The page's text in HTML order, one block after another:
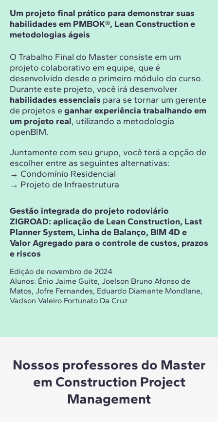
Um projeto final prático para demonstrar suas
habilidades em PMBOK®, Lean Construction e
metodologias ágeis
O Trabalho Final do Master consiste em um
projeto colaborativo em equipe, que é
desenvolvido desde o primeiro módulo do curso.
Durante este projeto, você irá desenvolver
habilidades essenciais para se tornar um gerente
de projetos e ganhar experiência trabalhando em
um projeto real, utilizando a metodologia
openBIM.
Juntamente com seu grupo, você terá a opção de
escolher entre as seguintes alternativas:
→ Condomínio Residencial
→ Projeto de Infraestrutura
Gestão integrada do projeto rodoviário
ZIGROAD: aplicação de Lean Construction, Last
Planner System, Linha de Balanço, BIM 4D e
Valor Agregado para o controle de custos, prazos
e riscos
Edição de novembro de 2024
Alunos: Énio Jaime Guite, Joelson Bruno Afonso de
Matos, Jofre Fernandes, Eduardo Diamante Mondlane,
Vadson Valeiro Fortunato Da Cruz
Nossos professores do Master
em Construction Project
Management